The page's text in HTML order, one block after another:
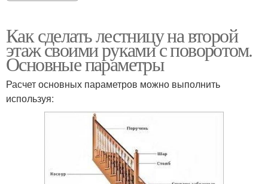
Как сделать лестницу на второй
этаж своими руками с поворотом.
Основные параметры
Расчет основных параметров можно выполнить
используя: